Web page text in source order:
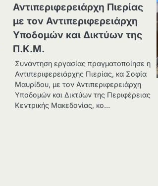
Αντιπεριφερειάρχη Πιερίας
με τον Αντιπεριφερειάρχη
Υποδομών και Δικτύων της
Π.Κ.Μ.
Συνάντηση εργασίας πραγματοποίησε η
Αντιπεριφερειάρχης Πιερίας, κα Σοφία
Μαυρίδου, με τον Αντιπεριφερειάρχη
Υποδομών και Δικτύων της Περιφέρειας
Κεντρικής Μακεδονίας, κο…